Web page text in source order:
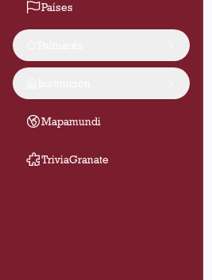
Países
Mapamundi
TriviaGranate